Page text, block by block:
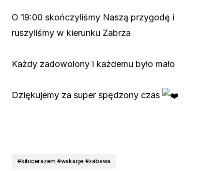
O 19:00 skończyliśmy Naszą przygodę i
ruszyliśmy w kierunku Zabrza
Każdy zadowolony i każdemu było mało
Dziękujemy za super spędzony czas
#kibicerazem #wakacje #zabawa